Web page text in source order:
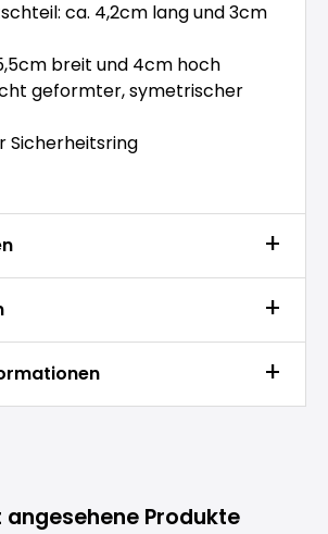
ca. 4,2cm lang und 3cm
breit und 4cm hoch
geformter, symetrischer
Sicherheitsring
angesehene Produkte